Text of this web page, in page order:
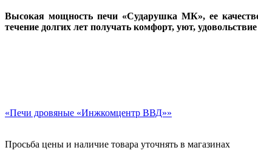
Высокая мощность печи «Сударушка МК», ее
течение долгих лет получать комфорт, уют,
«Печи дровяные «Инжкомцентр ВВД»»
Просьба цены и наличие товара уточнять в магазинах